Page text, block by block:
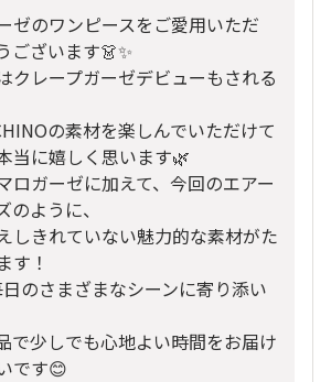
ゼのワンピースをご愛用いただ
ございます👗✨
クレープガーゼデビューもされる
の素材を楽しんでいただけて
当に嬉しく思います🌿
ロガーゼに加えて、今回のエアー
のように、
しきれていない魅力的な素材がた
す！
のさまざまなシーンに寄り添い
で少しでも心地よい時間をお届け
です😊